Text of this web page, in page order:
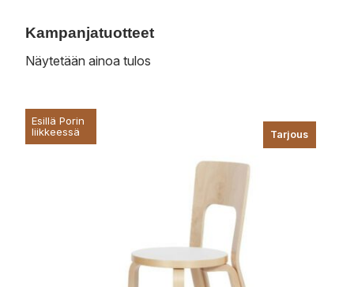
Kampanjatuotteet
Näytetään ainoa tulos
Esillä Porin
liikkeessä
Tarjous